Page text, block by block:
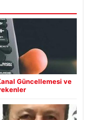
Güncellemesi ve